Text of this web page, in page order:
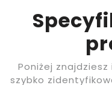
Poniżej
szybko